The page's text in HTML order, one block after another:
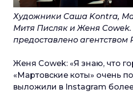
Художники Саша Kontra,
Митя Писляк и Женя
предоставлено агентством
Женя Cowek: «Я знаю, что
«Мартовские коты» очень
выложили в Instagram